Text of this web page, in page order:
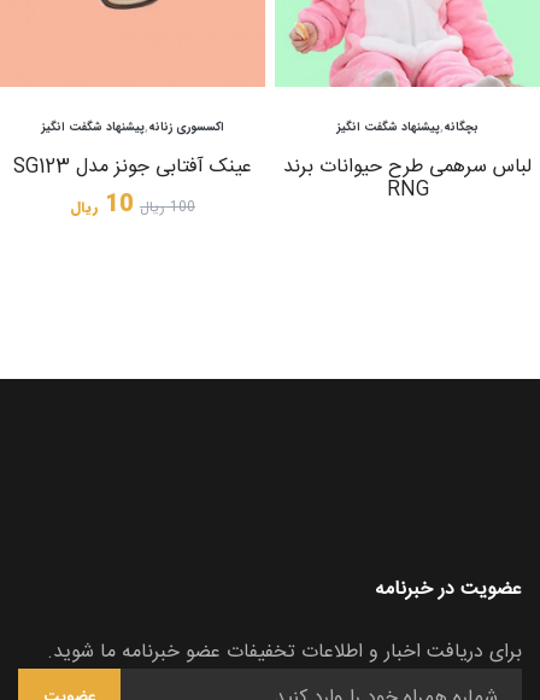
مشاهده بچگانه,پیشنهاد شگفت انگیز
لباس سرهمی طرح حیوانات برند
RNG
مشاهدهاکسسوری زنانه,پیشنهاد شگفت انگیز
عینک آفتابی جونز مدل SG123
100 ریال 10 ریال
عضویت در خبرنامه
برای دریافت اخبار و اطلاعات تخفیفات عضو خبرنامه ما شوید.